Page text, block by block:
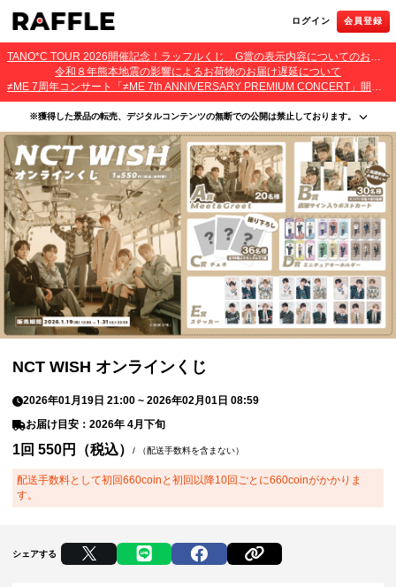
ログイン 会員登録
TANO*C TOUR 2026開催記念！ラッフルくじ G賞の表示内容についてのお詫びとご報告
令和８年熊本地震の影響によるお荷物のお届け遅延について
≠ME 7周年コンサート「≠ME 7th ANNIVERSARY PREMIUM CONCERT」開催記念ラッフルくじ 景品お届け遅延のお詫びとご案内
※獲得した景品の転売、デジタルコンテンツの無断での公開は禁止しております。
・本サービスで獲得された景品をオークション等へ出品する行為、その他営利目的での転売行
為は禁止しております。
・本サービスで獲得された動画･画像･ボイス等のデジタルコンテンツは、出品者が著作権を有
しております。無断でのSNS等での公開、譲渡、その他著作権を侵害する行為は禁止しており
ます。
・当選権利は当選者ご本人のみ有効となります。当選権利の譲渡、オークション等への出品、
その他営利目的での転売は禁止しております。
NCT WISH オンラインくじ
2026年01月19日 21:00 ~2026年02月01日 08:59
お届け目安：2026年 4月下旬
1回 550円（税込）/ （配送手数料を含まない）
配送手数料として初回660coinと初回以降10回ごとに660coinがかかりま
す。
シェアする